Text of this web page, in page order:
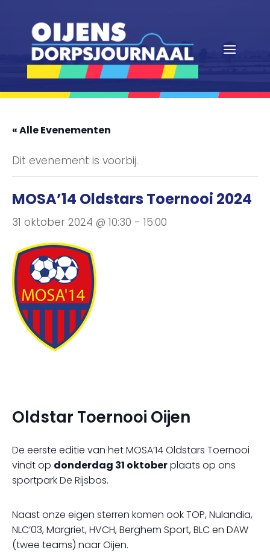
« Alle Evenementen
Dit evenement is voorbij.
MOSA’14 Oldstars Toernooi 2024
31 oktober 2024 @ 10:30 - 15:00
Oldstar Toernooi Oijen
De eerste editie van het MOSA’14 Oldstars Toernooi
vindt op donderdag 31 oktoberplaats op ons
sportpark De Rijsbos.
Naast onze eigen sterren komen ook TOP, Nulandia,
NLC’03, Margriet, HVCH, Berghem Sport, BLC en DAW
(twee teams) naar Oijen.